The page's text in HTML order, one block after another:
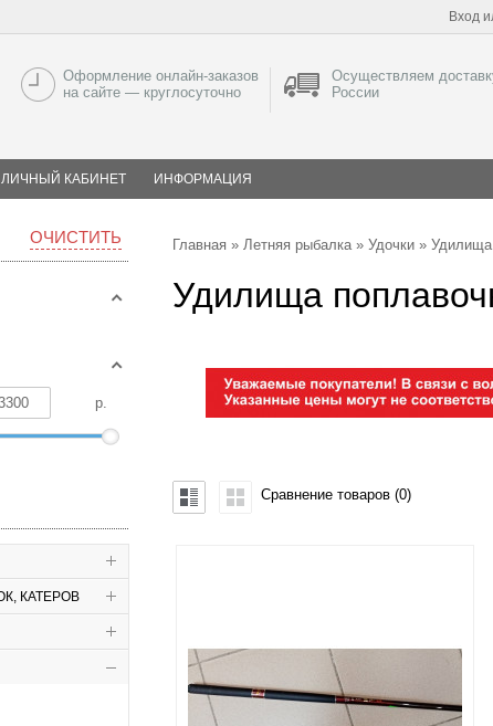
Вход
Оформление онлайн-заказов
на сайте — круглосуточно
Осуществляем
России
ЛИЧНЫЙ КАБИНЕТ ИНФОРМАЦИЯ
ОЧИСТИТЬ
р.
КАТЕРОВ
Главная » Летняя рыбалка» Удочки » Удилища
Удилища
Сравнение товаров (0)